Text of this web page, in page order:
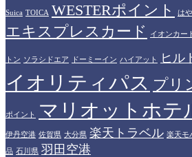
Suica TOICA WESTERポイント は
エキスプレスカード
イオンカー
トン ソラシドエア ドーミーイン ハイアット ヒル
イオリティパス プリ
ポイント マリオットホテ
伊丹空港 佐賀県 大分県 楽天トラベル 楽天モ
品 石川県 羽田空港